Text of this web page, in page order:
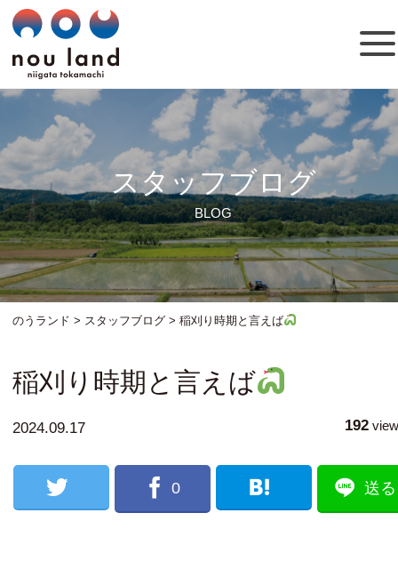
スタッフブログ
BLOG
のうランド > スタッフブログ >稲刈り時期と言えば
稲刈り時期と言えば
2024.09.17 192view
0 送る